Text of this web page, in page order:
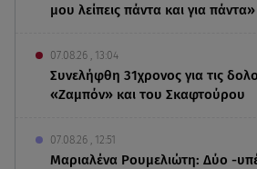
μου λείπεις πάντα και για πάντα»
07.08.26 , 13:04
Συνελήφθη 31χρονος για τις
«Ζαμπόν» και του Σκαφτούρου
07.08.26 , 12:51
Μαριαλένα Ρουμελιώτη: Δύο -